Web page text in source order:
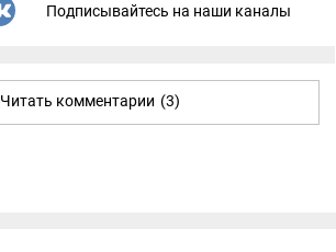
Подписывайтесь на наши каналы
Читать комментарии (3)